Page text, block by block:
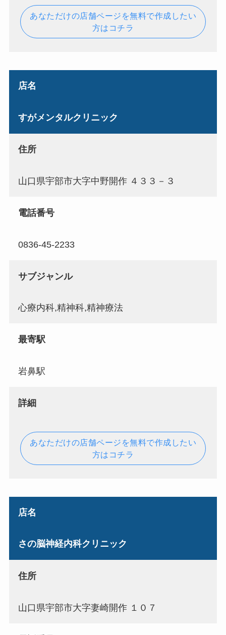
あなただけの店舗ページを無料で作成したい
方はコチラ
店名
すがメンタルクリニック
住所
山口県宇部市大字中野開作 ４３３－３
電話番号
0836-45-2233
サブジャンル
心療内科,精神科,精神療法
最寄駅
岩鼻駅
詳細
あなただけの店舗ページを無料で作成したい
方はコチラ
店名
さの脳神経内科クリニック
住所
山口県宇部市大字妻崎開作 １０７